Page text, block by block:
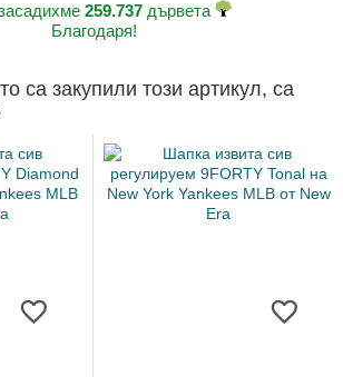
259.737 дървета
Благодаря!
са закупили този артикул, са